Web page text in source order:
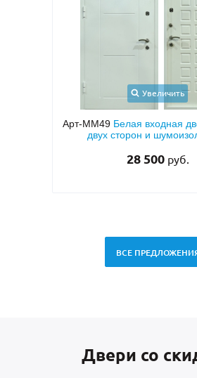
дверь с МДФ с
Арт-
ВСЕ
Двери со